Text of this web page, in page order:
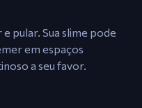
pular. Sua slime pode
em espaços
a seu favor.